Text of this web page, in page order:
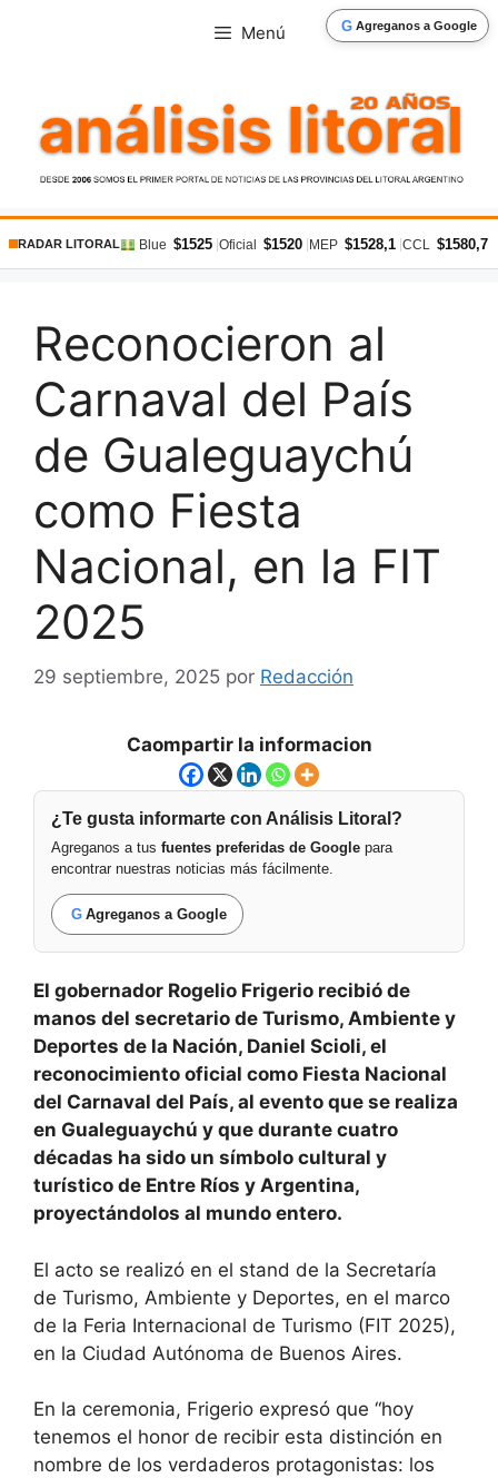
G Agreganos a Google
Menú
RADAR LITORAL Blue $1525 Oficial $1520 MEP $1528,1 CCL $1580,7
Reconocieron al
Carnaval del País
de Gualeguaychú
como Fiesta
Nacional, en la FIT
2025
29 septiembre, 2025 por Redacción
Caompartir la informacion
¿Te gusta informarte con Análisis Litoral?
Agreganos a tus fuentes preferidas de Google para
encontrar nuestras noticias más fácilmente.
G Agreganos a Google
El gobernador Rogelio Frigerio recibió de
manos del secretario de Turismo, Ambiente y
Deportes de la Nación, Daniel Scioli, el
reconocimiento oficial como Fiesta Nacional
del Carnaval del País, al evento que se realiza
en Gualeguaychú y que durante cuatro
décadas ha sido un símbolo cultural y
turístico de Entre Ríos y Argentina,
proyectándolos al mundo entero.
El acto se realizó en el stand de la Secretaría
de Turismo, Ambiente y Deportes, en el marco
de la Feria Internacional de Turismo (FIT 2025),
en la Ciudad Autónoma de Buenos Aires.
En la ceremonia, Frigerio expresó que “hoy
tenemos el honor de recibir esta distinción en
nombre de los verdaderos protagonistas: los